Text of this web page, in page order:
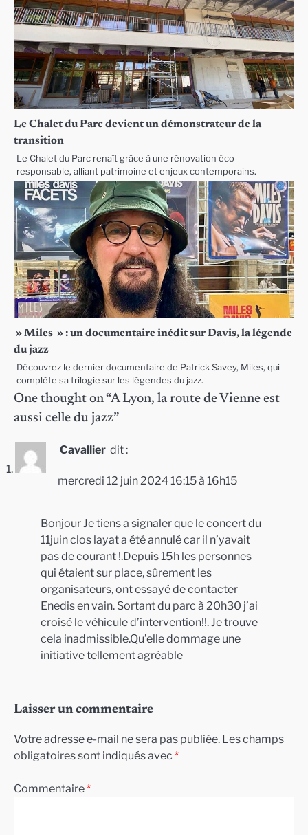
Le Chalet du Parc devient un démonstrateur de la
transition
Le Chalet du Parc renaît grâce à une rénovation éco-
responsable, alliant patrimoine et enjeux contemporains.
» Miles » : un documentaire inédit sur Davis, la légende
du jazz
Découvrez le dernier documentaire de Patrick Savey, Miles, qui
complète sa trilogie sur les légendes du jazz.
One thought on “A Lyon, la route de Vienne est
aussi celle du jazz”
Cavallier dit :
mercredi 12 juin 2024 16:15 à 16h15
Bonjour Je tiens a signaler que le concert du
11juin clos layat a été annulé car il n’yavait
pas de courant !.Depuis 15h les personnes
qui étaient sur place, sûrement les
organisateurs, ont essayé de contacter
Enedis en vain. Sortant du parc à 20h30 j’ai
croisé le véhicule d’intervention!!. Je trouve
cela inadmissible.Qu’elle dommage une
initiative tellement agréable
Laisser un commentaire
Votre adresse e-mail ne sera pas publiée. Les champs
obligatoires sont indiqués avec *
Commentaire*